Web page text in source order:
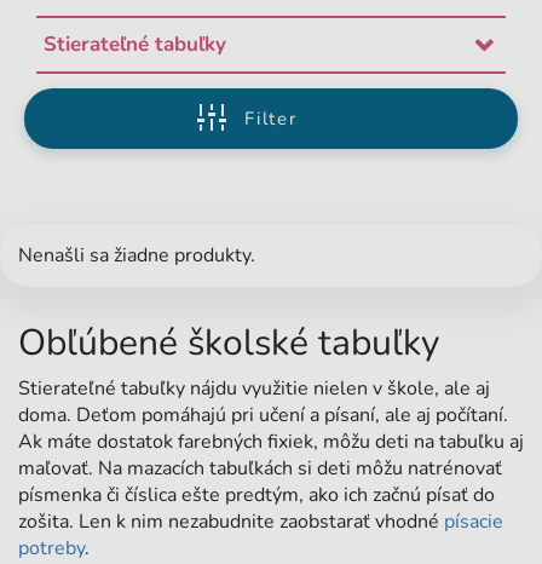
Stierateľné tabuľky
Filter
Nenašli sa žiadne produkty.
Obľúbené školské tabuľky
Stierateľné tabuľky nájdu využitie nielen v škole, ale aj
doma. Deťom pomáhajú pri učení a písaní, ale aj počítaní.
Ak máte dostatok farebných fixiek, môžu deti na tabuľku aj
maľovať. Na mazacích tabuľkách si deti môžu natrénovať
písmenka či číslica ešte predtým, ako ich začnú písať do
zošita. Len k nim nezabudnite zaobstarať vhodné písacie
potreby.